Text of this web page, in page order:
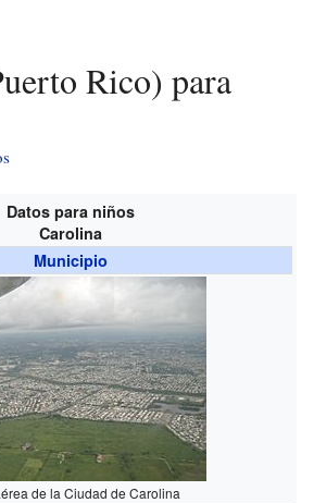
Datos para niños
Carolina
Municipio
de la Ciudad de Carolina